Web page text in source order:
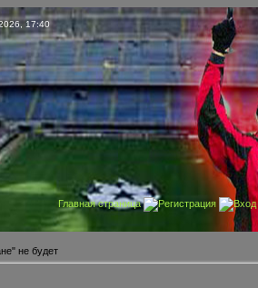
17:40
Главная страница Регистрация Вход
не будет